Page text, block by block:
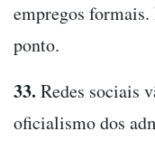
empregos
ponto.
33. Redes sociais
oficialismo dos